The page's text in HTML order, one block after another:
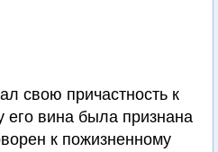
свою причастность к
его вина была признана
к пожизненному